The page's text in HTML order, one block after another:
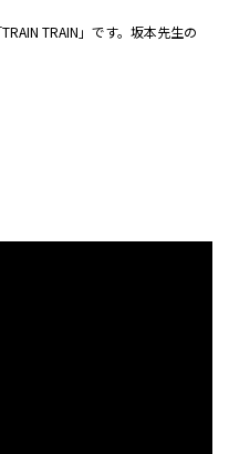
TRAIN」です。坂本先生の